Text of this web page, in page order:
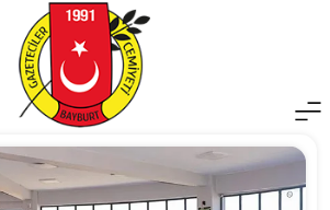
Cemiyeti